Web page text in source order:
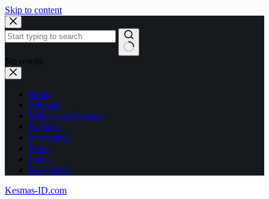
Skip to content
No results
Home
Edukasi
Mahasiswa Kesmas
Kampus
Komunitas
Event
Loker
Download
Kesmas-ID.com